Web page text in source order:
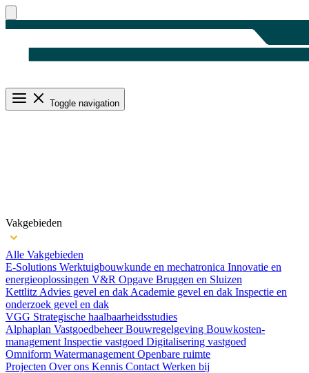
Toggle navigation
Vakgebieden
Alle Vakgebieden
E-Solutions Werktuigbouwkunde en mechatronica Innovatie en
energieoplossingen V&R Opgave Bruggen en Sluizen
Kettlitz Advies gevel en dak Academie gevel en dak Inspectie en
onderzoek gevel en dak
VGG Strategische haalbaarheids­studies
Alphaplan VastgoedbeheerBouwregelgeving Bouwkosten­
management Inspectie vastgoed Digitalisering vastgoed
Omniform Watermanagement Openbare ruimte
Projecten Over ons Kennis Contact Werken bij